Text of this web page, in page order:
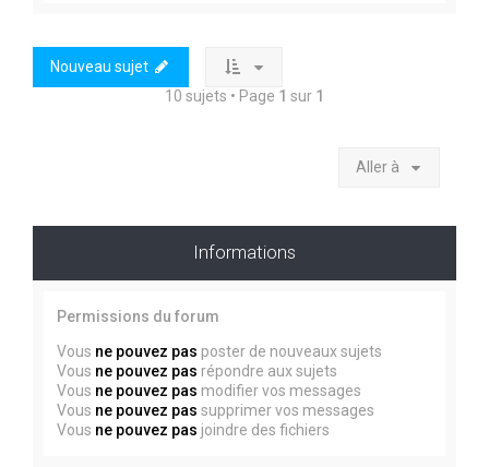
Nouveau sujet
10 sujets • Page 1 sur 1
Aller à
Informations
Permissions du forum
Vous ne pouvez pas poster de nouveaux sujets
Vous ne pouvez pas répondre aux sujets
Vous ne pouvez pas modifier vos messages
Vous ne pouvez pas supprimer vos messages
Vous ne pouvez pas joindre des fichiers